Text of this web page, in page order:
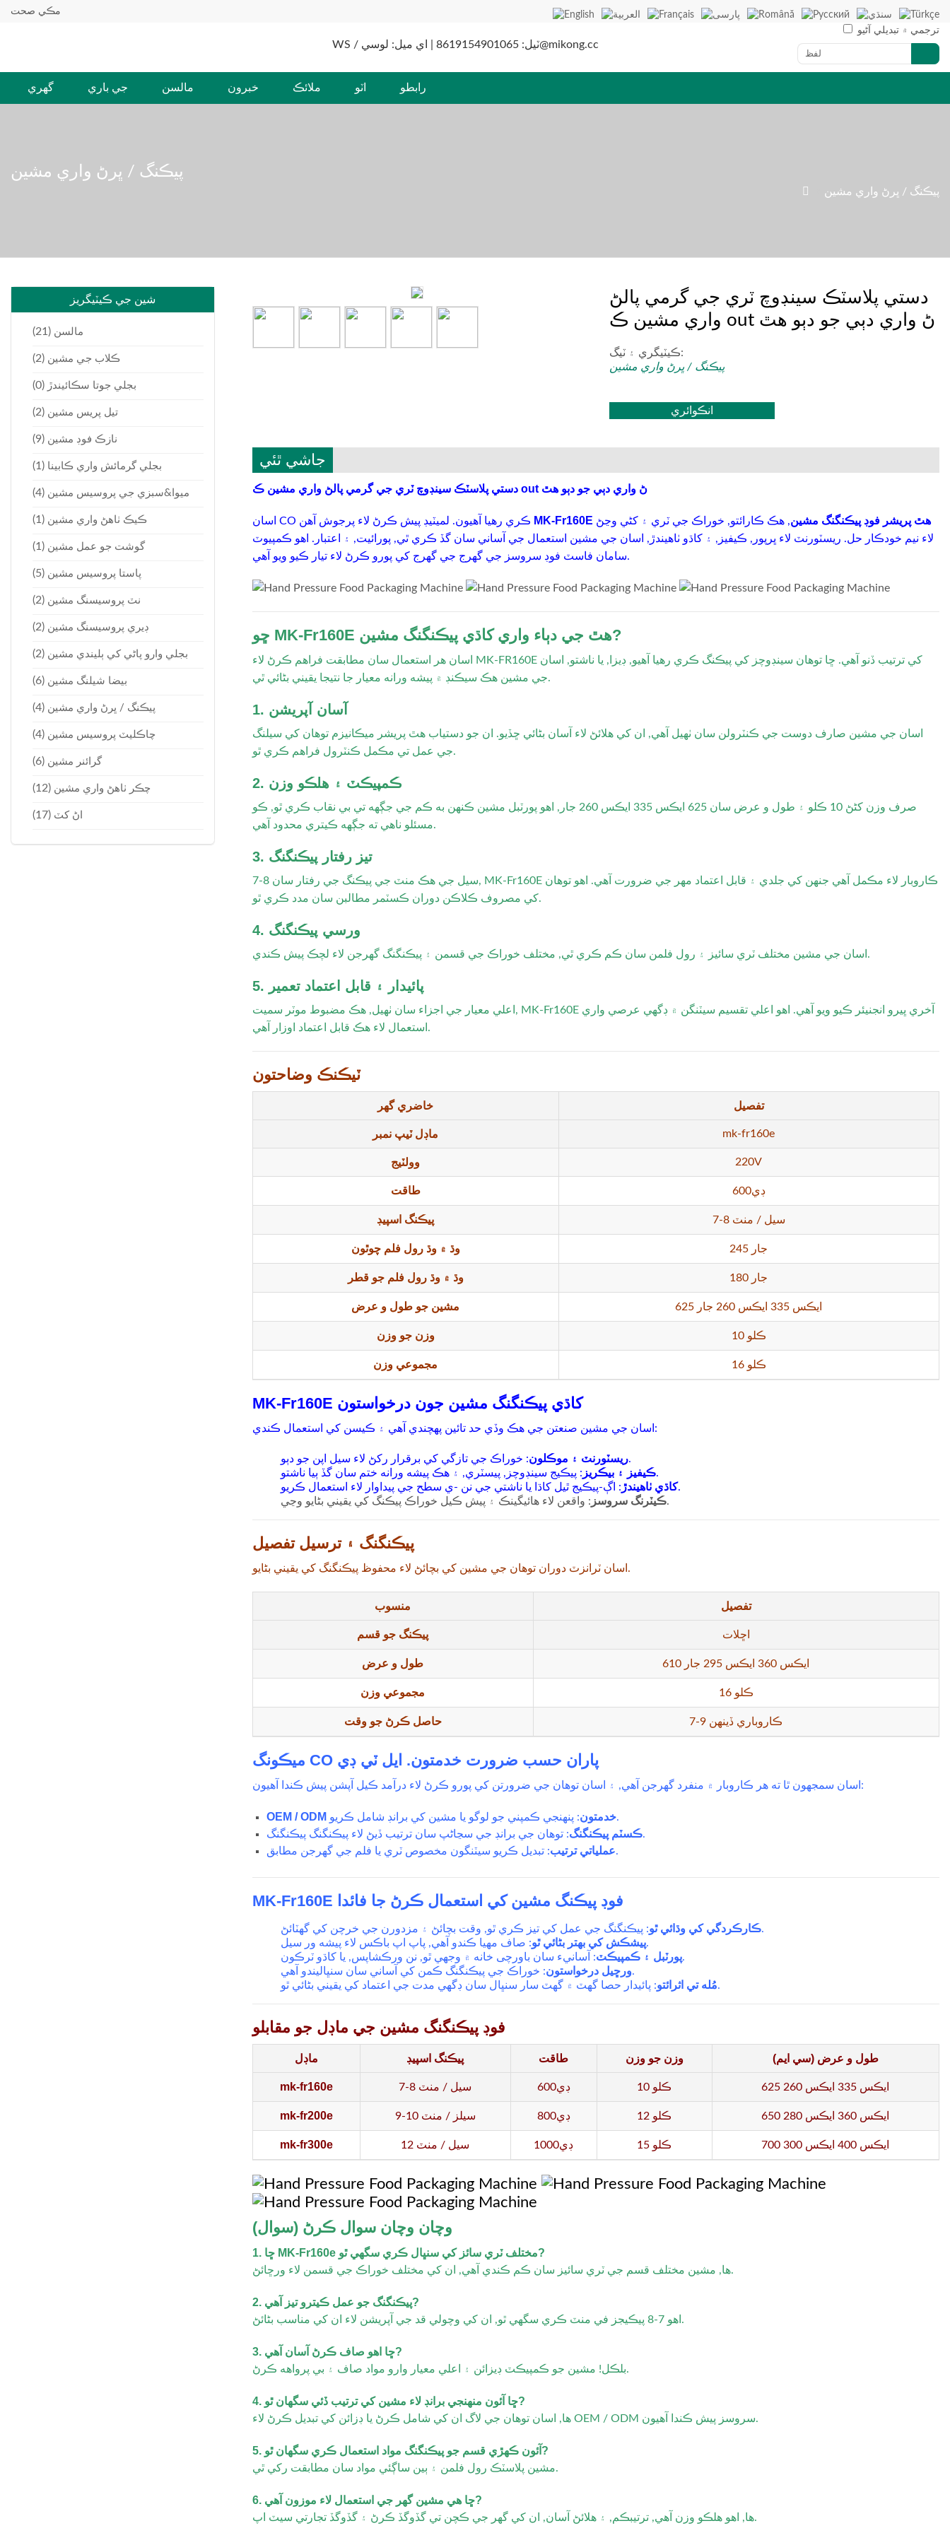
مڪي صحت
ترجمي ۾ تبديلي آڻيو
WS / ٽيل: 8619154901065 | اي ميل: لوسي@mikong.cc
گهري جي باري مالسن خبرون ملائڪ اٽو رابطو
پيڪنگ / ڀرڻ واري مشين
 پيڪنگ / ڀرڻ واري مشين
دستي پلاسٽڪ سينڊوچ ٽري جي گرمي پالڻ
واري مشين ڪ out ڻ واري دٻي جو دٻو هٿ
ڪيٽيگري ۽ ٽيگ:
پيڪنگ / ڀرڻ واري مشين
انڪوائري
جاشي ٿئي
دستي پلاسٽڪ سينڊوچ ٽري جي گرمي پالڻ واري مشين ڪ out ڻ واري دٻي جو دٻو هٿ
MK-Fr160E هٿ پريشر فوڊ پيڪنگنگ مشين, هڪ ڪارائتو, خوراڪ جي ٽري ۽ کڻي وڃڻ
لاء نيم خودڪار حل. ريسٽورنٽ لاء ڀرپور, ڪيفيز, ۽ کاڌو ٺاهيندڙ, اسان جي مشين استعمال جي آساني سان گڏ ڪري ٿي, پورائيت, ۽ اعتبار. اهو ڪمپيوٽ
سامان فاسٽ فوڊ سروسز جي گهرج جي گهرج کي پورو ڪرڻ لاء تيار ڪيو ويو آهي.
ڇو MK-Fr160E هٿ جي دٻاء واري کاڌي پيڪنگنگ مشين?
اسان هر استعمال سان مطابقت فراهم ڪرڻ لاء MK-FR160E کي ترتيب ڏنو آهي. ڇا توهان سينڊوچز کي پيڪنگ ڪري رهيا آهيو, ڊيزا, يا ناشتو, اسان
جي مشين هڪ سيڪنڊ ۾ پيشه ورانه معيار جا نتيجا يقيني بڻائي ٿي.
1. آسان آپريشن
اسان جي مشين صارف دوست جي ڪنٽرولن سان ٺهيل آهي, ان کي هلائڻ لاء آسان بڻائي ڇڏيو. ان جو دستياب هٿ پريشر ميڪانيزم توهان کي سيلنگ
جي عمل تي مڪمل ڪنٽرول فراهم ڪري ٿو.
2. ڪمپيڪٽ ۽ هلڪو وزن
صرف وزن کڻڻ 10 ڪلو ۽ طول و عرض سان 625 ايڪس 335 ايڪس 260 جار, اهو پورٽبل مشين ڪنهن به ڪم جي جڳهه تي بي نقاب ڪري ٿو, ڪو
مسئلو ناهي ته جڳهه ڪيتري محدود آهي.
3. تيز رفتار پيڪنگنگ
7-8 سيل جي هڪ منٽ جي پيڪنگ جي رفتار سان, MK-Fr160E ڪاروبار لاء مڪمل آهي جنهن کي جلدي ۽ قابل اعتماد مهر جي ضرورت آهي. اهو توهان
کي مصروف ڪلاڪن دوران ڪسٽمر مطالبن سان مدد ڪري ٿو.
4. ورسي پيڪنگنگ
اسان جي مشين مختلف ٽري سائيز ۽ رول فلمن سان ڪم ڪري ٿي, مختلف خوراڪ جي قسمن ۽ پيڪنگنگ گهرجن لاء لچڪ پيش ڪندي.
5. پائيدار ۽ قابل اعتماد تعمير
اعلي معيار جي اجزاء سان ٺهيل, هڪ مضبوط موٽر سميت, MK-Fr160E آخري ڀيرو انجنيئر ڪيو ويو آهي. اهو اعلي تقسيم سيٽنگن ۾ ڊگهي عرصي واري
استعمال لاء هڪ قابل اعتماد اوزار آهي.
ٽيڪنڪ وضاحتون
خاضري گهر تفصيل
ماڊل ٽيپ نمبر mk-fr160e
وولٽيج 220V
طاقت 600ڊي
پيڪنگ اسپيڊ 7-8 سيل / منٽ
وڌ ۾ وڌ رول فلم چوٿون 245 جار
وڌ ۾ وڌ رول فلم جو قطر 180 جار
مشين جو طول و عرض 625 ايڪس 335 ايڪس 260 جار
وزن جو وزن 10 ڪلو
مجموعي وزن 16 ڪلو
MK-Fr160E کاڌي پيڪنگنگ مشين جون درخواستون
اسان جي مشين صنعتن جي هڪ وڏي حد تائين پهچندي آهي ۽ ڪيسن کي استعمال ڪندي:
ريسٽورنٽ ۽ موڪلون: خوراڪ جي تازگي کي برقرار رکڻ لاء سيل اپن جو دٻو.
ڪيفيز ۽ بيڪريز: پيڪيج سينڊوچز, پيسٽري, ۽ هڪ پيشه ورانه ختم سان گڏ ٻيا ناشتو.
کاڌي ٺاهيندڙ: اڳ-پيڪيج ٿيل کاڌا يا ناشتي جي نن -ي سطح جي پيداوار لاء استعمال ڪريو.
ڪيٽرنگ سروسز: واقعن لاء هائيگينڪ ۽ پيش ڪيل خوراڪ پيڪنگ کي يقيني بڻايو وڃي.
پيڪنگنگ ۽ ترسيل تفصيل
اسان ٽرانزٽ دوران توهان جي مشين کي بچائڻ لاء محفوظ پيڪنگنگ کي يقيني بڻايو.
منسوب تفصيل
پيڪنگ جو قسم اڇلات
طول و عرض 610 ايڪس 360 ايڪس 295 جار
مجموعي وزن 16 ڪلو
حاصل ڪرڻ جو وقت 7-9 ڪاروباري ڏينهن
ميڪونگ CO پاران حسب ضرورت خدمتون. ايل ٽي ڊي
اسان سمجهون ٿا ته هر ڪاروبار ۾ منفرد گهرجن آهي, ۽ اسان توهان جي ضرورتن کي پورو ڪرڻ لاء درآمد ڪيل آپشن پيش ڪندا آهيون:
OEM / ODM خدمتون: پنهنجي ڪمپني جو لوگو يا مشين کي برانڊ شامل ڪريو.
ڪسٽم پيڪنگنگ: توهان جي برانڊ جي سڃاڻپ سان ترتيب ڏيڻ لاء پيڪنگنگ پيڪنگنگ.
عملياتي ترتيب: تبديل ڪريو سيٽنگون مخصوص ٽري يا فلم جي گهرجن مطابق.
MK-Fr160E فوڊ پيڪنگ مشين کي استعمال ڪرڻ جا فائدا
ڪارڪردگي کي وڌائي ٿو: پيڪنگنگ جي عمل کي تيز ڪري ٿو, وقت بچائڻ ۽ مزدورن جي خرچن کي گهٽائڻ.
پيشڪش کي بهتر بڻائي ٿو: صاف مهيا ڪندو آهي, پاپ اپ باڪس لاء پيشه ور سيل.
پورٽبل ۽ ڪمپيڪٽ: آسانيء سان باورچی خانه ۾ وجهي ٿو, نن ورڪشاپس, يا کاڌو ٽرڪون.
ورڇيل درخواستون: خوراڪ جي پيڪنگنگ ڪمن کي آساني سان سنڀاليندو آهي.
مُله تي اثرائتو: پائيدار حصا گهٽ ۾ گهٽ سار سنڀال سان ڊگهي مدت جي اعتماد کي يقيني بڻائي ٿو.
فوڊ پيڪنگنگ مشين جي ماڊل جو مقابلو
ماڊل پيڪنگ اسپيڊ طاقت وزن جو وزن طول و عرض (سي ايم)
mk-fr160e 7-8 سيل / منٽ 600ڊي 10 ڪلو 625 ايڪس 335 ايڪس 260
mk-fr200e 9-10 سيلز / منٽ 800ڊي 12 ڪلو 650 ايڪس 360 ايڪس 280
mk-fr300e 12 سيل / منٽ 1000ڊي 15 ڪلو 700 ايڪس 400 ايڪس 300
وچان وچان سوال ڪرڻ (سوال)
1. ڇا MK-Fr160e مختلف ٽري سائز کي سنڀال ڪري سگھي ٿو?
ها, مشين مختلف قسم جي ٽري سائيز سان ڪم ڪندي آهي, ان کي مختلف خوراڪ جي قسمن لاء ورڇائڻ.
2. پيڪنگنگ جو عمل ڪيترو تيز آهي?
اهو 7-8 پيڪيجز في منٽ ڪري سگهي ٿو, ان کي وچولي قد جي آپريشن لاء ان کي مناسب بڻائڻ.
3. ڇا اهو صاف ڪرڻ آسان آهي?
بلڪل! مشين جو ڪمپيڪٽ ڊيزائن ۽ اعلي معيار وارو مواد صاف ۽ بي پرواهه ڪرڻ.
4. ڇا آئون منهنجي برانڊ لاء مشين کي ترتيب ڏئي سگهان ٿو?
ها, اسان توهان جي لاگ ان کي شامل ڪرڻ يا ڊزائن کي تبديل ڪرڻ لاء OEM / ODM سروسز پيش ڪندا آهيون.
5. آئون ڪهڙي قسم جو پيڪنگنگ مواد استعمال ڪري سگهان ٿو?
مشين پلاسٽڪ رول فلمن ۽ ٻين ساڳئي مواد سان مطابقت رکي ٿي.
6. ڇا هي مشين گهر جي استعمال لاء موزون آهي?
ها, اهو هلڪو وزن آهي, ترتيبڪم, ۽ هلائڻ آسان, ان کي گهر جي ڪچن تي گڏوگڏ ڪرڻ ۽ گڏوگڏ تجارتي سيٽ اپ.
شين جي ڪيٽيگريز
مالسن (21)
ڪلاب جي مشين (2)
بجلي جوتا سڪائيندڙ (0)
تيل پريس مشين (2)
نازڪ فوڊ مشين (9)
بجلي گرمائش واري ڪابينا (1)
ميوا&سبزي جي پروسيس مشين (4)
ڪيڪ ٺاهڻ واري مشين (1)
گوشت جو عمل مشين (1)
پاستا پروسيس مشين (5)
نٽ پروسيسنگ مشين (2)
ڊيري پروسيسنگ مشين (2)
بجلي وارو پاڻي کي ٻليندي مشين (2)
بيضا شيلنگ مشين (6)
پيڪنگ / ڀرڻ واري مشين (4)
چاڪليٽ پروسيس مشين (4)
گرائنر مشين (6)
چڪر ٺاهڻ واري مشين (12)
اڻ کٽ (17)